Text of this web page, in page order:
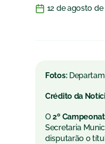
12 de agosto de
Fotos:
Crédito da
O2º
Secretaria
disputarão o